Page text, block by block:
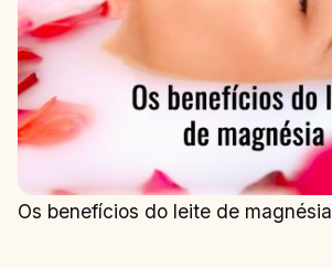
Os benefícios do leite de magnésia